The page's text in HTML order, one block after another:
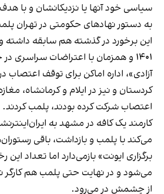
سیاسی خود آنها یا نزدیکانشان و با هدف
به دستور نهادهای حکومتی در تهران
این برخورد در گذشته هم سابقه داشته
۱۴۰۱ و همزمان با اعتراضات سراسری
آزادی»، اداره اماکن برای توقف
کردستان و نیز در ایلام و کرمانشاه،
اعتصاب شرکت کرده بودند، پلمب کردند.
کارمند یک کافه در مشهد به
می‌کند با پلمب و بازداشت، باقی
برگزاری ایونت» بازمی‌دارد اما تعداد این
می‌شود و در نهایت حتی پلمب هم
از چشمش در می‌رود.